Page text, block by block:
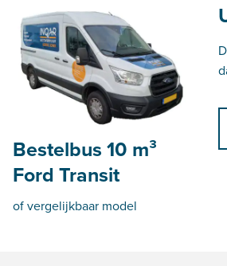
Bestelbus 10 m³
Ford Transit
of vergelijkbaar model